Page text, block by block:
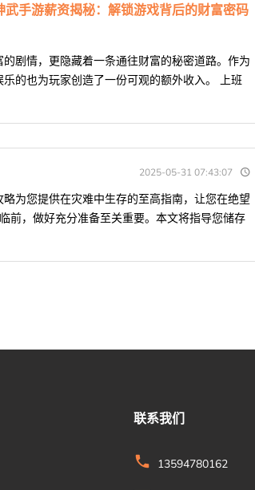
手游薪资揭秘：解锁游戏背后的财富密码
剧情，更隐藏着一条通往财富的秘密道路。作为
的也为玩家创造了一份可观的额外收入。 上班
2025-05-31 07:43:07
为您提供在灾难中生存的至高指南，让您在绝望
前，做好充分准备至关重要。本文将指导您储存
联系我们
13594780162